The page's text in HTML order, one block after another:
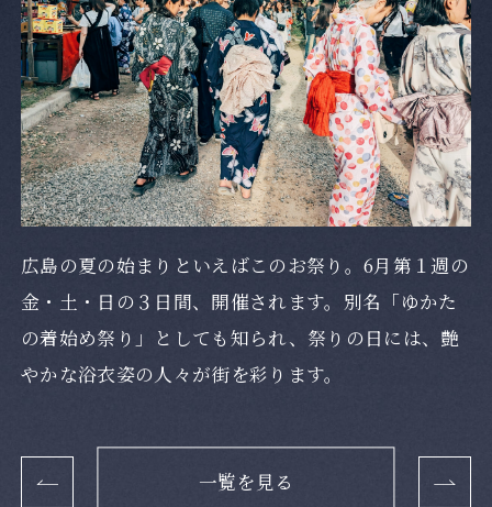
広島の夏の始まりといえばこのお祭り。6月第１週の
金・土・日の３日間、開催されます。別名「ゆかた
の着始め祭り」としても知られ、祭りの日には、艶
やかな浴衣姿の人々が街を彩ります。
一覧を見る